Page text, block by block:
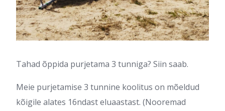
Tahad õppida purjetama 3 tunniga? Siin saab.
Meie purjetamise 3 tunnine koolitus on mõeldud
kõigile alates 16ndast eluaastast. (Nooremad